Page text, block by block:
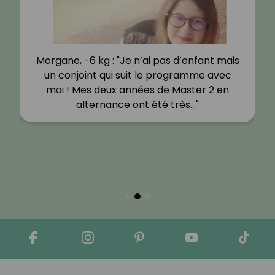
Morgane, -6 kg : "Je n’ai pas d’enfant mais
un conjoint qui suit le programme avec
moi ! Mes deux années de Master 2 en
alternance ont été très…"